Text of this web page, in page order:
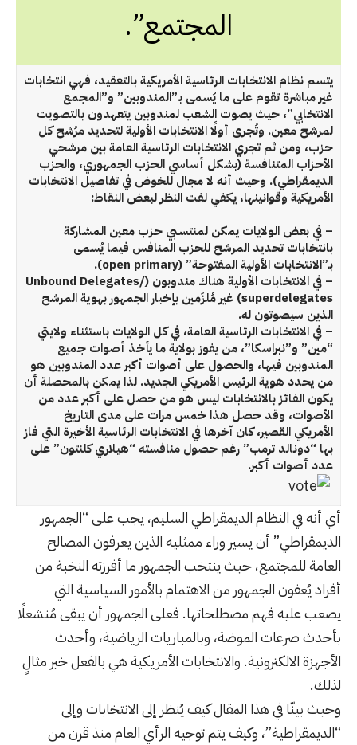
المجتمع”.
يتسم نظام الانتخابات الرئاسية الأمريكية بالتعقيد، فهي انتخابات
غير مباشرة تقوم على ما يُسمى بـ”المندوبين” و”المجمع
الانتخابي”، حيث يصوت الشعب لمندوبين يتعهدون بالتصويت
لمرشح معين. وتُجرى أولًا الانتخابات الأولية لتحديد مرُشح كل
حزب، ومن ثم تجري الانتخابات الرئاسية العامة بين مرشحي
الأحزاب المتنافسة (بشكل أساسي الحزب الجمهوري، والحزب
الديمقراطي). وحيث أنه لا مجال للخوض في تفاصيل الانتخابات
الأمريكية وقوانينها، يكفي لفت النظر لبعض النقاط:
– في بعض الولايات يمكن لمنتسبي حزب معين المشاركة
بانتخابات تحديد المرشح للحزب المنافس فيما يُسمى
بـ”الانتخابات الأولية المفتوحة” (open primary).
– في الانتخابات الأولية هناك مندوبون (Unbound Delegates/
superdelegates) غير مُلزَمين بإخبار الجمهور بهوية المرشح
الذين سيصوتون له.
– في الانتخابات الرئاسية العامة، في كل الولايات باستثناء ولايتي
“مين” و”نبراسكا”، من يفوز بولاية ما يأخذ أصوات جميع
المندوبين فيها، والحصول على أصوات أكبر عدد المندوبين هو
من يحدد هوية الرئيس الأمريكي الجديد. لذا يمكن بالمحصلة أن
يكون الفائز بالانتخابات ليس هو من حصل على أكبر عدد من
الأصوات، وقد حصل هذا خمس مرات على مدى التاريخ
الأمريكي القصير، كان آخرها في الانتخابات الرئاسية الأخيرة التي فاز
بها “دونالد ترمب” رغم حصول منافسته “هيلاري كلنتون” على
عدد أصوات أكبر.
أي أنه في النظام الديمقراطي السليم، يجب على “الجمهور
الديمقراطي” أن يسير وراء ممثليه الذين يعرفون المصالح
العامة للمجتمع، حيث ينتخب الجمهور ما أفرزته النخبة من
أفراد يُعفون الجمهور من الاهتمام بالأمور السياسية التي
يصعب عليه فهم مصطلحاتها. فعلى الجمهور أن يبقى مُنشغلًا
بأحدث صرعات الموضة، وبالمباريات الرياضية، وأحدث
الأجهزة الالكترونية. والانتخابات الأمريكية هي بالفعل خير مثالٍ
لذلك.
وحيث بينّا في هذا المقال كيف يُنظر إلى الانتخابات وإلى
“الديمقراطية”، وكيف يتم توجيه الرأي العام منذ قرن من